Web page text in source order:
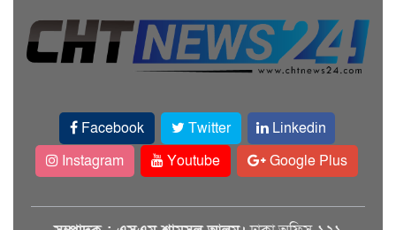
Facebook Twitter
Linkedin
Instagram
Youtube Google Plus